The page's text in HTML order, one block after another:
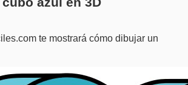
te mostrará cómo dibujar un